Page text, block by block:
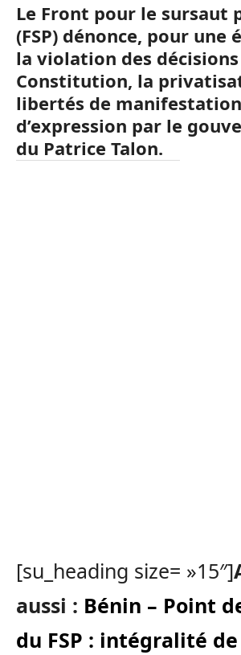
Le Front pour le sursaut
(FSP) dénonce, pour une
la violation des
Constitution, la
libertés de
d’expression par le
du Patrice Talon.
[su_heading size= »15″]
aussi : Bénin – Point
du FSP : intégralité